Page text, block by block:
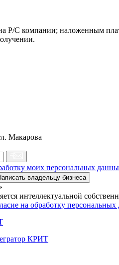
Р/С компании; наложенным
Макарова
моих персональных
владельцу бизнеса
интеллектуальной
на обработку
КРИТ